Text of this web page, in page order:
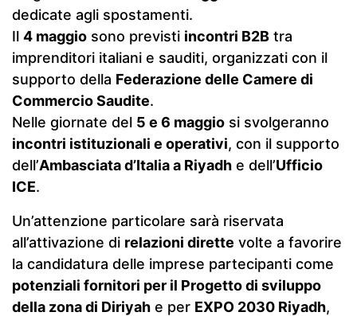
dedicate agli spostamenti.
Il 4 maggio sono previsti incontri B2B tra
imprenditori italiani e sauditi, organizzati con il
supporto della Federazione delle Camere di
Commercio Saudite.
Nelle giornate del 5 e 6 maggio si svolgeranno
incontri istituzionali e operativi, con il supporto
dell’Ambasciata d’Italia a Riyadh e dell’Ufficio
ICE.
Un’attenzione particolare sarà riservata
all’attivazione di relazioni dirette volte a favorire
la candidatura delle imprese partecipanti come
potenziali fornitori per il Progetto di sviluppo
della zona di Diriyah e per EXPO 2030 Riyadh,